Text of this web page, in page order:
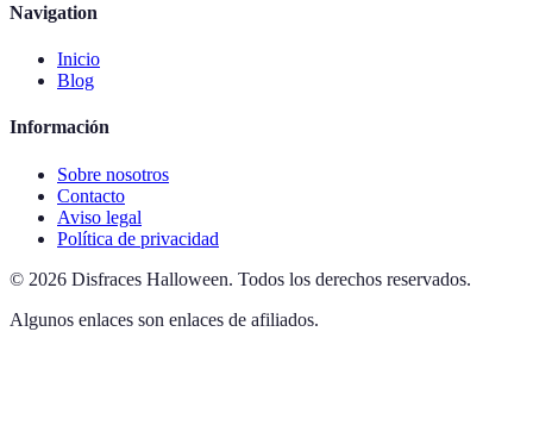
Navigation
Inicio
Blog
Información
Sobre nosotros
Contacto
Aviso legal
Política de privacidad
© 2026 Disfraces Halloween. Todos los derechos reservados.
Algunos enlaces son enlaces de afiliados.